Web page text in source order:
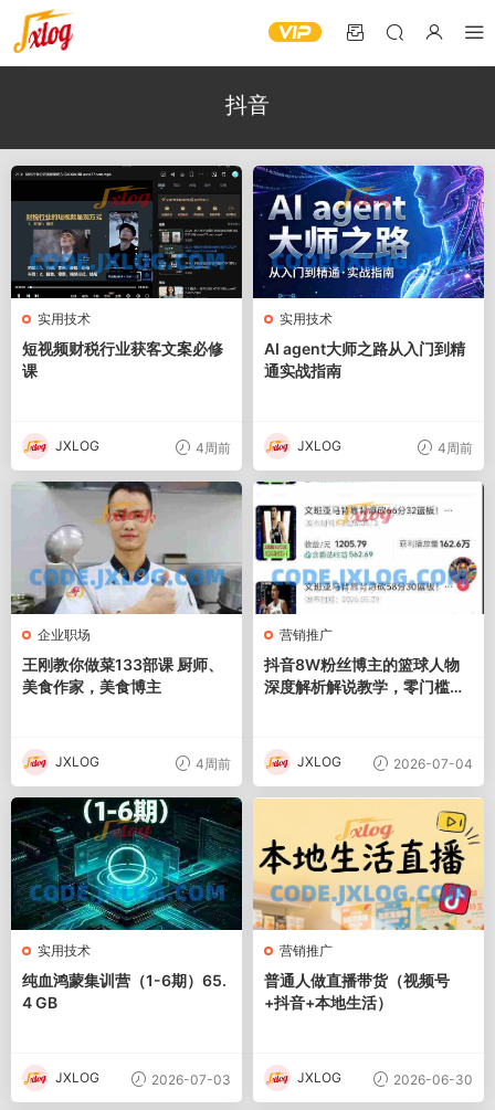
抖音
实用技术
短视频财税行业获客文案必修
课
JXLOG 4周前
实用技术
AI agent大师之路从入门到精
通实战指南
JXLOG 4周前
企业职场
王刚教你做菜133部课 厨师、
美食作家，美食博主
JXLOG 4周前
营销推广
抖音8W粉丝博主的篮球人物
深度解析解说教学，零门槛玩
JXLOG 2026-07-04
实用技术
纯血鸿蒙集训营（1-6期）65.
4 GB
JXLOG 2026-07-03
营销推广
普通人做直播带货（视频号
+抖音+本地生活）
JXLOG 2026-06-30